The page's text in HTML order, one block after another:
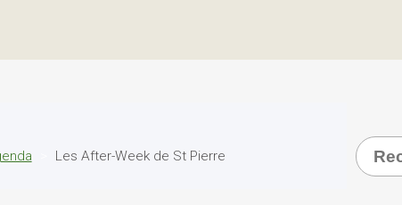
Les After-Week de St Pierre